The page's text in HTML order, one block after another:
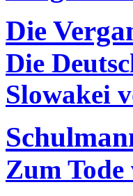
Die
Die
Slowakei
Zum